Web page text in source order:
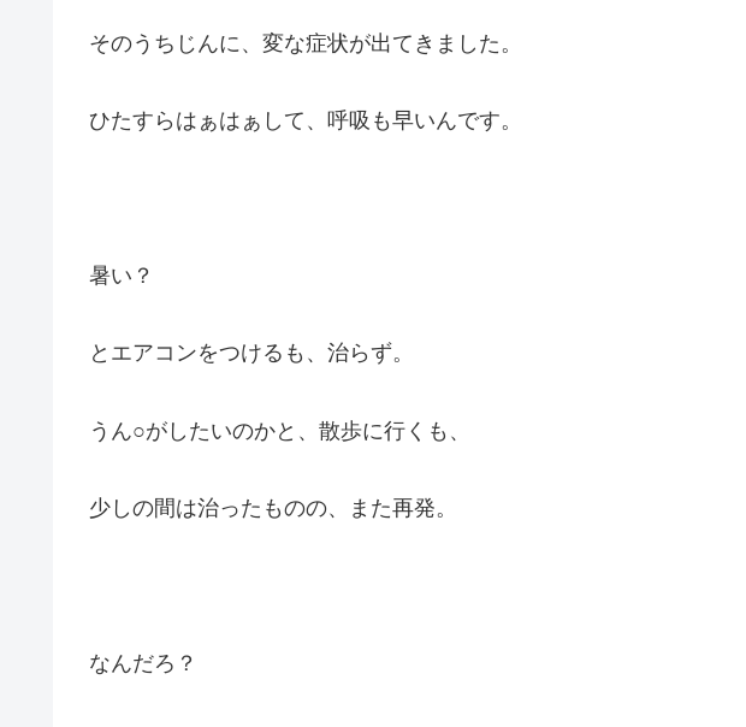
そのうちじんに、変な症状が出てきました。
ひたすらはぁはぁして、呼吸も早いんです。
暑い？
とエアコンをつけるも、治らず。
うん○がしたいのかと、散歩に行くも、
少しの間は治ったものの、また再発。
なんだろ？